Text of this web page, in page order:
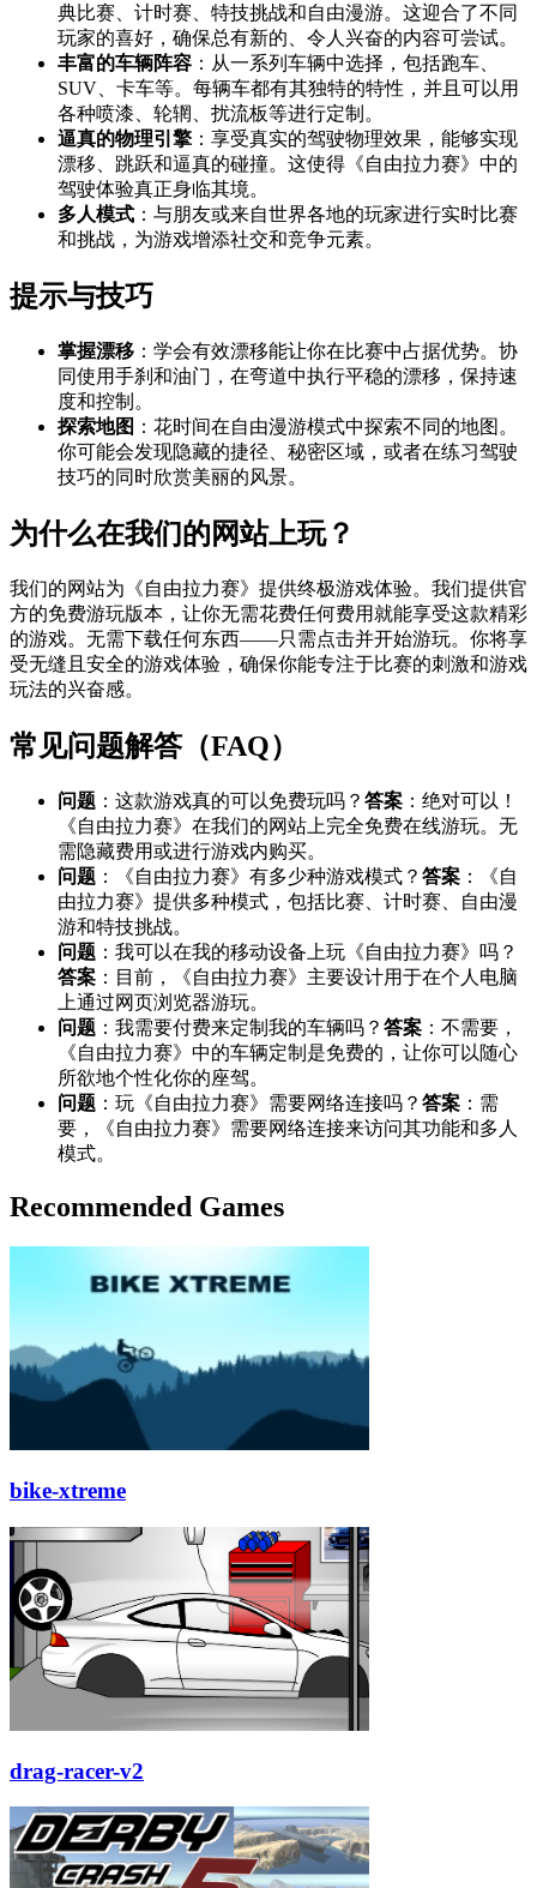
典比赛、计时赛、特技挑战和自由漫游。这迎合了不同
玩家的喜好，确保总有新的、令人兴奋的内容可尝试。
丰富的车辆阵容 ：从一系列车辆中选择，包括跑车、
SUV、卡车等。每辆车都有其独特的特性，并且可以用
各种喷漆、轮辋、扰流板等进行定制。
逼真的物理引擎 ：享受真实的驾驶物理效果，能够实现
漂移、跳跃和逼真的碰撞。这使得《自由拉力赛》中的
驾驶体验真正身临其境。
多人模式 ：与朋友或来自世界各地的玩家进行实时比赛
和挑战，为游戏增添社交和竞争元素。
提示与技巧
掌握漂移 ：学会有效漂移能让你在比赛中占据优势。协
同使用手刹和油门，在弯道中执行平稳的漂移，保持速
度和控制。
探索地图 ：花时间在自由漫游模式中探索不同的地图。
你可能会发现隐藏的捷径、秘密区域，或者在练习驾驶
技巧的同时欣赏美丽的风景。
为什么在我们的网站上玩？
我们的网站为《自由拉力赛》提供终极游戏体验。我们提供官
方的免费游玩版本，让你无需花费任何费用就能享受这款精彩
的游戏。无需下载任何东西——只需点击并开始游玩。你将享
受无缝且安全的游戏体验，确保你能专注于比赛的刺激和游戏
玩法的兴奋感。
常见问题解答（FAQ）
问题 ：这款游戏真的可以免费玩吗？ 答案 ：绝对可以！
《自由拉力赛》在我们的网站上完全免费在线游玩。无
需隐藏费用或进行游戏内购买。
问题 ：《自由拉力赛》有多少种游戏模式？ 答案 ：《自
由拉力赛》提供多种模式，包括比赛、计时赛、自由漫
游和特技挑战。
问题 ：我可以在我的移动设备上玩《自由拉力赛》吗？
答案 ：目前，《自由拉力赛》主要设计用于在个人电脑
上通过网页浏览器游玩。
问题 ：我需要付费来定制我的车辆吗？ 答案 ：不需要，
《自由拉力赛》中的车辆定制是免费的，让你可以随心
所欲地个性化你的座驾。
问题 ：玩《自由拉力赛》需要网络连接吗？ 答案 ：需
要，《自由拉力赛》需要网络连接来访问其功能和多人
模式。
Recommended Games
bike-xtreme
drag-racer-v2